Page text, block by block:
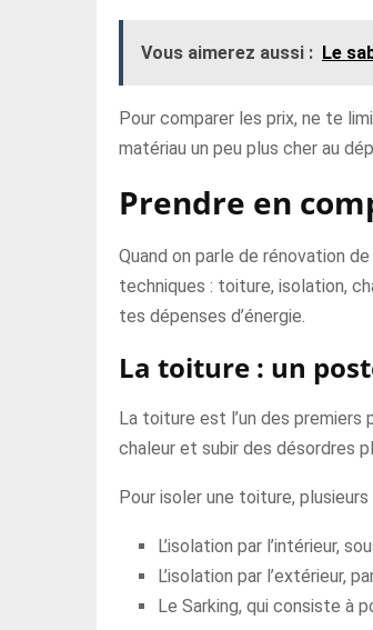
Vous aimerez aussi : Le
Pour comparer les prix, ne te
matériau un peu plus cher au
Prendre en
Quand on parle de rénovation
techniques : toiture, isolation,
tes dépenses d’énergie.
La toiture : un
La toiture est l’un des
chaleur et subir des désordres
Pour isoler une toiture,
L’isolation par l’intérieur,
L’isolation par l’extérieur,
Le Sarking, qui consiste à